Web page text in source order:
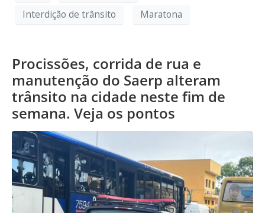
Interdição de trânsito
Maratona
Procissões, corrida de rua e
manutenção do Saerp alteram
trânsito na cidade neste fim de
semana. Veja os pontos